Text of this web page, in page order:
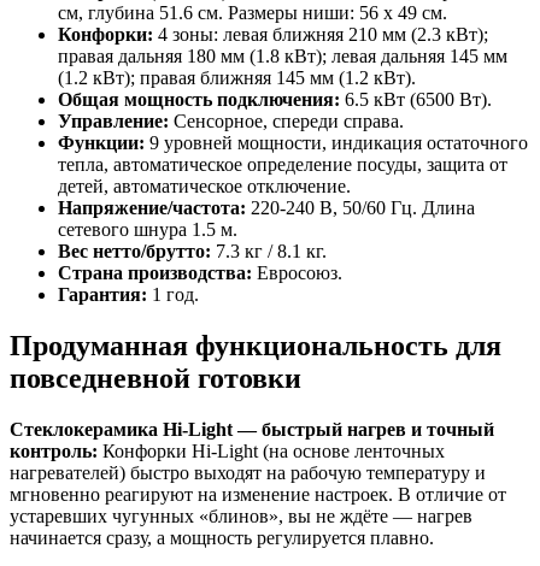
см, глубина 51.6 см. Размеры ниши: 56 x 49 см.
Конфорки: 4 зоны: левая ближняя 210 мм (2.3 кВт);
правая дальняя 180 мм (1.8 кВт); левая дальняя 145 мм
(1.2 кВт); правая ближняя 145 мм (1.2 кВт).
Общая мощность подключения: 6.5 кВт (6500 Вт).
Управление: Сенсорное, спереди справа.
Функции: 9 уровней мощности, индикация остаточного
тепла, автоматическое определение посуды, защита от
детей, автоматическое отключение.
Напряжение/частота: 220-240 В, 50/60 Гц. Длина
сетевого шнура 1.5 м.
Вес нетто/брутто: 7.3 кг / 8.1 кг.
Страна производства: Евросоюз.
Гарантия: 1 год.
Продуманная функциональность для
повседневной готовки
Стеклокерамика Hi‑Light — быстрый нагрев и точный
контроль: Конфорки Hi‑Light (на основе ленточных
нагревателей) быстро выходят на рабочую температуру и
мгновенно реагируют на изменение настроек. В отличие от
устаревших чугунных «блинов», вы не ждёте — нагрев
начинается сразу, а мощность регулируется плавно.